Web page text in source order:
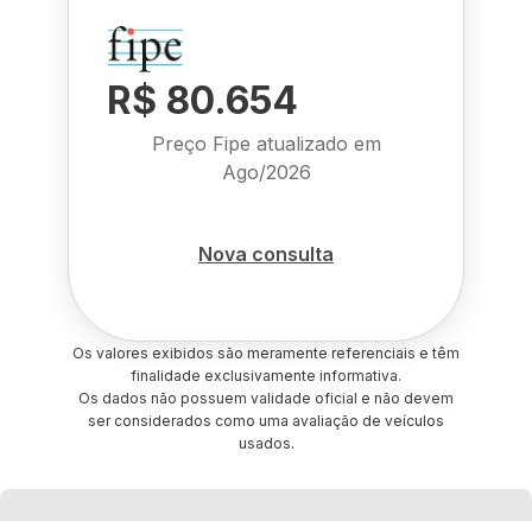
R$ 80.654
Preço Fipe atualizado em
Ago/2026
Nova consulta
Os valores exibidos são meramente referenciais e têm
finalidade exclusivamente informativa.
Os dados não possuem validade oficial e não devem
ser considerados como uma avaliação de veículos
usados.